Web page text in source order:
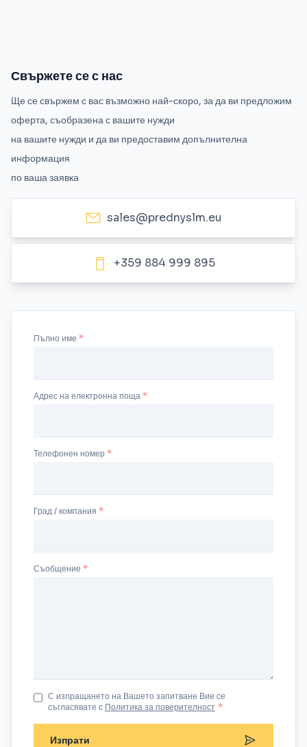
Свържете се с нас
Ще се свържем с вас възможно най-скоро, за да ви предложим
оферта, съобразена с вашите нужди
на вашите нужди и да ви предоставим допълнителна
информация
по ваша заявка
sales@prednyslm.eu
+359 884 999 895
Съобщение
Пълно име
Адрес на електронна поща
Телефонен номер
Град / компания
С изпращането на Вашето запитване Вие се
съгласявате с Политика за поверителност *
Изпрати